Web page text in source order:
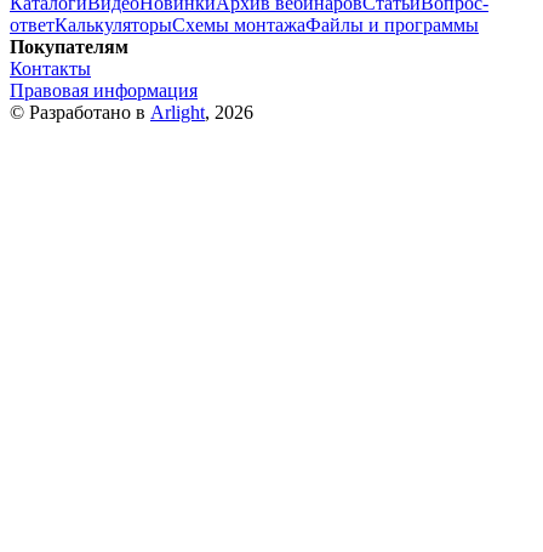
ответКалькуляторыСхемы монтажаФайлы и программы
Покупателям
Контакты
Правовая информация
© Разработано в Arlight, 2026